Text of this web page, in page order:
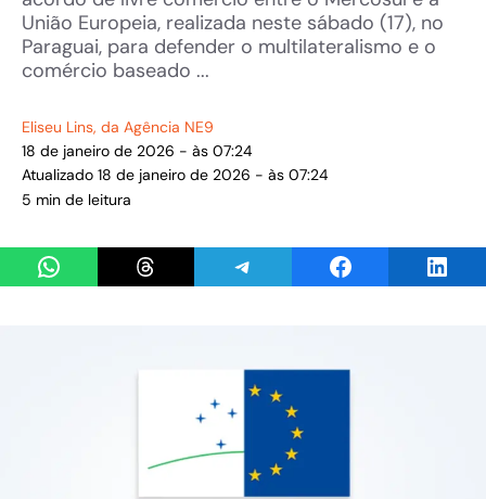
União Europeia, realizada neste sábado (17), no
Paraguai, para defender o multilateralismo e o
comércio baseado ...
Eliseu Lins, da Agência NE9
18 de janeiro de 2026 - às 07:24
Atualizado 18 de janeiro de 2026 - às 07:24
5 min de leitura
Share on WhatsAppShare on ThreadsShare on TelegramShare on Facebook